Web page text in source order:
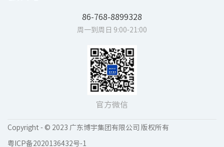
86-768-8899328
周一到周日 9:00-21:00
官方微信
Copyright - © 2023 广东博宇集团有限公司 版权所有
粤ICP备2020136432号-1